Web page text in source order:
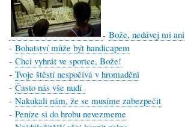
- Bože, nedávej mi
- Bohatství může být handicapem
- Chci vyhrát ve sportce, Bože!
- Tvoje štěstí nespočívá v hromadění
- Často nás vše nudí
- Nakukali nám, že se musíme zabezpečit
- Peníze si do hrobu nevezmeme